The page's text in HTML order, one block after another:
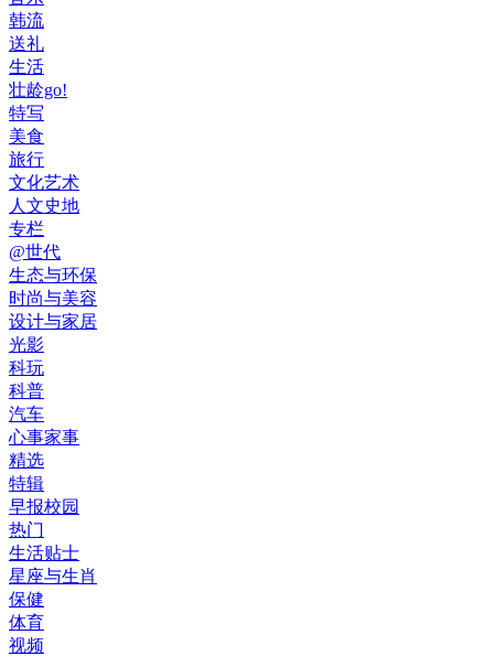
韩流
送礼
生活
壮龄go!
特写
美食
旅行
文化艺术
人文史地
专栏
@世代
生态与环保
时尚与美容
设计与家居
光影
科玩
科普
汽车
心事家事
精选
特辑
早报校园
热门
生活贴士
星座与生肖
保健
体育
视频